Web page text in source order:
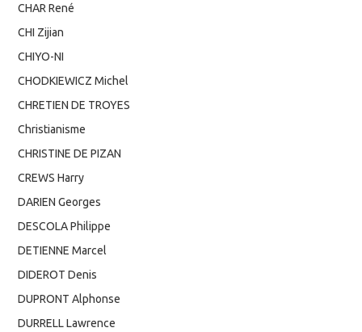
CHAR René
CHI Zijian
CHIYO-NI
CHODKIEWICZ Michel
CHRETIEN DE TROYES
Christianisme
CHRISTINE DE PIZAN
CREWS Harry
DARIEN Georges
DESCOLA Philippe
DETIENNE Marcel
DIDEROT Denis
DUPRONT Alphonse
DURRELL Lawrence